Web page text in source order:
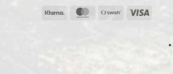
Klarna MasterCardSwish